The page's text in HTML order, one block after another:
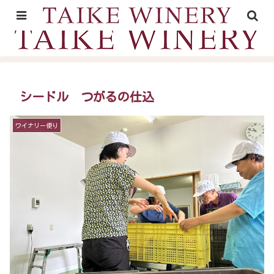
山形村の里山時間が育むワイン
シードル つがるの仕込
ワイナリー便り